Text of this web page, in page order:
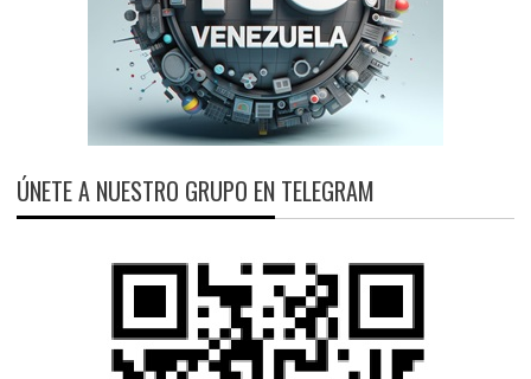
ÚNETE A NUESTRO GRUPO EN TELEGRAM